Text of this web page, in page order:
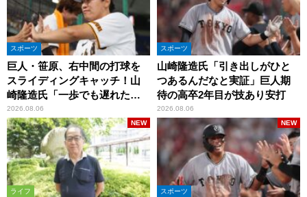
スポーツ
巨人・笹原、右中間の打球を
スライディングキャッチ！山
崎隆造氏「一歩でも遅れた
ら…」
2026.08.06
スポーツ
山崎隆造氏「引き出しがひと
つあるんだなと実証」巨人期
待の高卒2年目が技あり安打
2026.08.06
ライフ
NEW
スポーツ
NEW